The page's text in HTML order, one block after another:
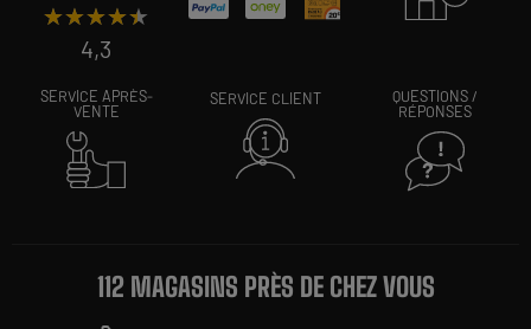
★★★★★
★★★★★
4,3
SERVICE APRÈS-
VENTE
SERVICE CLIENT
QUESTIONS /
RÉPONSES
112 MAGASINS PRÈS DE CHEZ VOUS